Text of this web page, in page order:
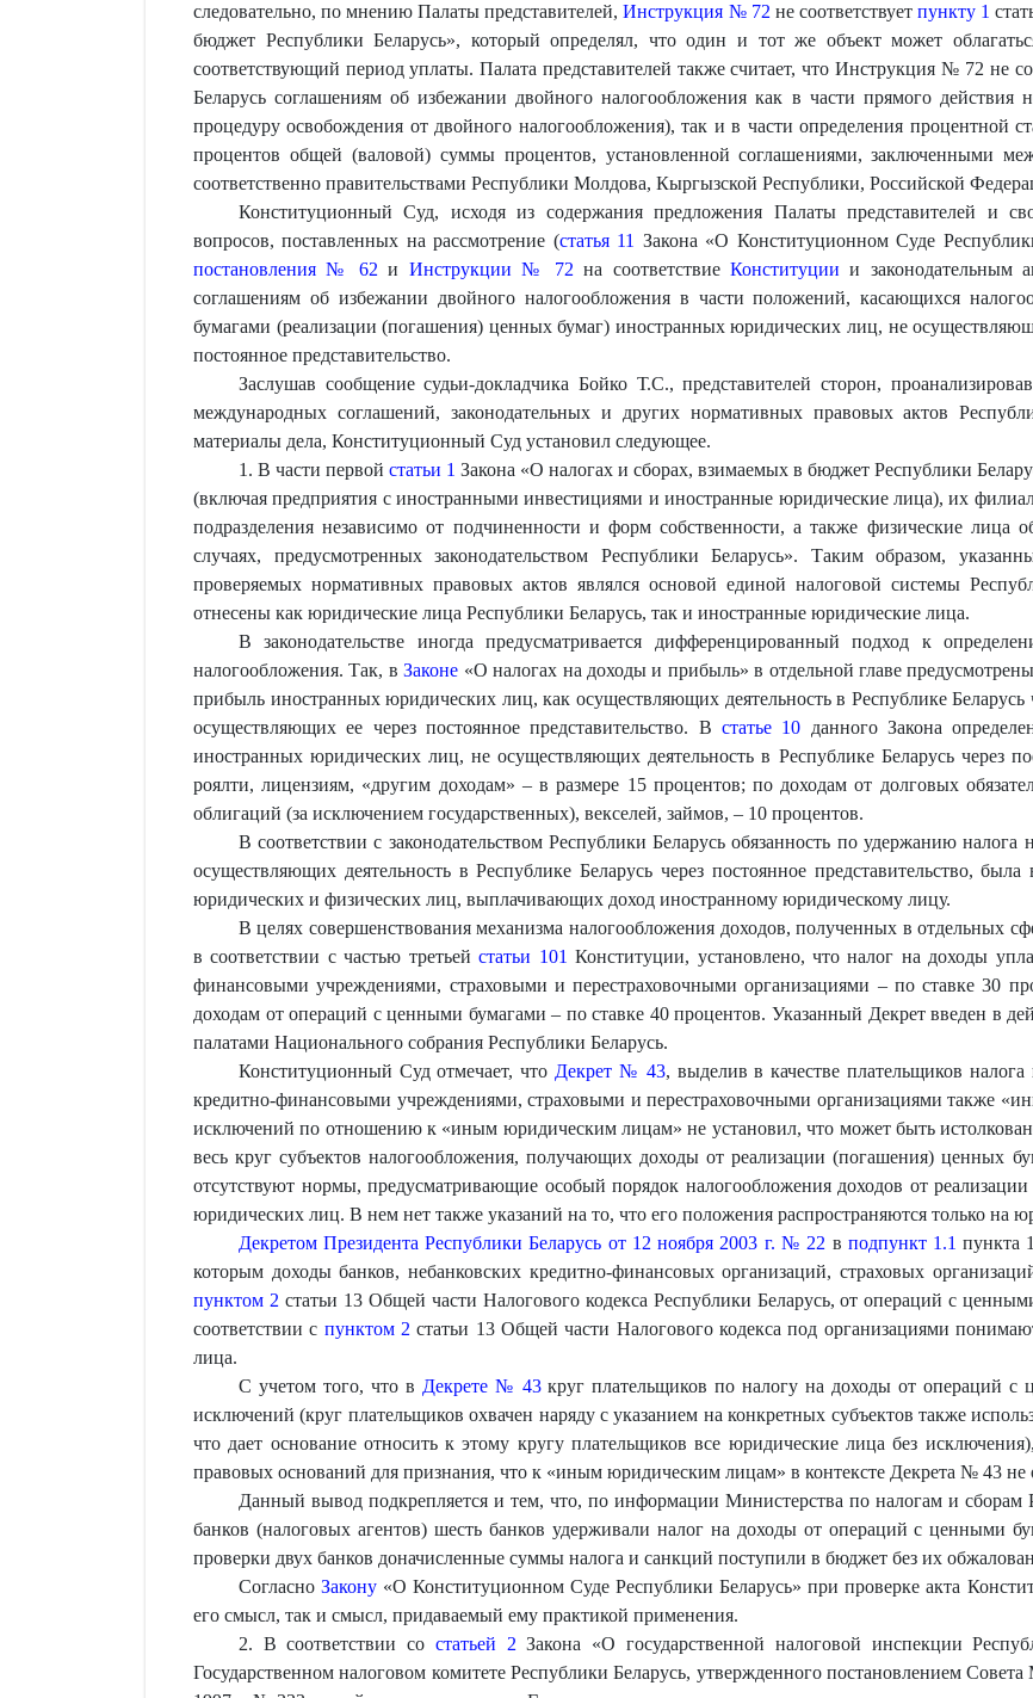
следовательно, по мнению Палаты представителей,Инструкция № 72 не соответствуетпункту 1
бюджет Республики Беларусь», который определял, что один и тот же объект может
соответствующий период уплаты. Палата представителей также считает, что Инструкция № 72 не
Беларусь соглашениям об избежании двойного налогообложения как в части прямого
процедуру освобождения от двойного налогообложения), так и в части определения
процентов общей (валовой) суммы процентов, установленной соглашениями, заключенными
соответственно правительствами Республики Молдова, Кыргызской Республики, Российской
Конституционный Суд, исходя из содержания предложения Палаты представителей и
вопросов, поставленных на рассмотрение (статья 11 Закона «О Конституционном Суде
постановления № 62 и Инструкции № 72 на соответствие Конституции и законодательным
соглашениям об избежании двойного налогообложения в части положений, касающихся
бумагами (реализации (погашения) ценных бумаг) иностранных юридических лиц, не
постоянное представительство.
Заслушав сообщение судьи-докладчика Бойко Т.С., представителей сторон,
международных соглашений, законодательных и других нормативных правовых актов
материалы дела, Конституционный Суд установил следующее.
1. В части первой статьи 1 Закона «О налогах и сборах, взимаемых в бюджет Республики
(включая предприятия с иностранными инвестициями и иностранные юридические лица), их
подразделения независимо от подчиненности и форм собственности, а также физические
случаях, предусмотренных законодательством Республики Беларусь». Таким образом,
проверяемых нормативных правовых актов являлся основой единой налоговой системы
отнесены как юридические лица Республики Беларусь, так и иностранные юридические лица.
В законодательстве иногда предусматривается дифференцированный подход к
налогообложения. Так, вЗаконе «О налогах на доходы и прибыль» в отдельной главе
прибыль иностранных юридических лиц, как осуществляющих деятельность в Республике Беларусь
осуществляющих ее через постоянное представительство. В статье 10 данного Закона
иностранных юридических лиц, не осуществляющих деятельность в Республике Беларусь через
роялти, лицензиям, «другим доходам» – в размере 15 процентов; по доходам от долговых
облигаций (за исключением государственных), векселей, займов, – 10 процентов.
В соответствии с законодательством Республики Беларусь обязанность по удержанию
осуществляющих деятельность в Республике Беларусь через постоянное представительство,
юридических и физических лиц, выплачивающих доход иностранному юридическому лицу.
В целях совершенствования механизма налогообложения доходов, полученных в отдельных
в соответствии с частью третьейстатьи 101 Конституции, установлено, что налог на доходы
финансовыми учреждениями, страховыми и перестраховочными организациями – по ставке 30
доходам от операций с ценными бумагами – по ставке 40 процентов. Указанный Декрет введен в
палатами Национального собрания Республики Беларусь.
Конституционный Суд отмечает, что Декрет № 43, выделив в качестве плательщиков
кредитно-финансовыми учреждениями, страховыми и перестраховочными организациями также
исключений по отношению к «иным юридическим лицам» не установил, что может быть
весь круг субъектов налогообложения, получающих доходы от реализации (погашения) ценных
отсутствуют нормы, предусматривающие особый порядок налогообложения доходов от
юридических лиц. В нем нет также указаний на то, что его положения распространяются только на
Декретом Президента Республики Беларусь от 12 ноября 2003 г. № 22 в подпункт 1.1 пункта
которым доходы банков, небанковских кредитно-финансовых организаций, страховых
пунктом 2 статьи 13 Общей части Налогового кодекса Республики Беларусь, от операций с
соответствии с пунктом 2 статьи 13 Общей части Налогового кодекса под организациями
лица.
С учетом того, что в Декрете № 43круг плательщиков по налогу на доходы от операций с
исключений (круг плательщиков охвачен наряду с указанием на конкретных субъектов также
что дает основание относить к этому кругу плательщиков все юридические лица без
правовых оснований для признания, что к «иным юридическим лицам» в контексте Декрета № 43 не
Данный вывод подкрепляется и тем, что, по информации Министерства по налогам и сборам
банков (налоговых агентов) шесть банков удерживали налог на доходы от операций с ценными
проверки двух банков доначисленные суммы налога и санкций поступили в бюджет без их
Согласно Закону«О Конституционном Суде Республики Беларусь» при проверке акта
его смысл, так и смысл, придаваемый ему практикой применения.
2. В соответствии со статьей 2 Закона «О государственной налоговой инспекции
Государственном налоговом комитете Республики Беларусь, утвержденного постановлением